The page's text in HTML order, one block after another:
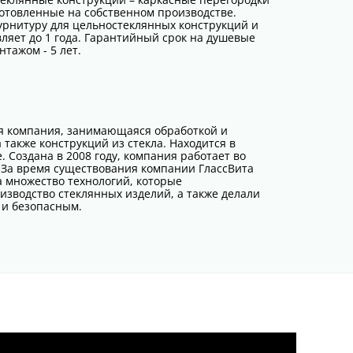
на собственном производстве.
для цельностеклянных конструкций и
до 1 года. Гарантийный срок на душевые
- 5 лет.
компания, занимающаяся обработкой и
конструкций из стекла. Находится в
Создана в 2008 году, компания работает во
время существования компании ГлассВита
технологий, которые
стеклянных изделий, а также делали
безопасным.